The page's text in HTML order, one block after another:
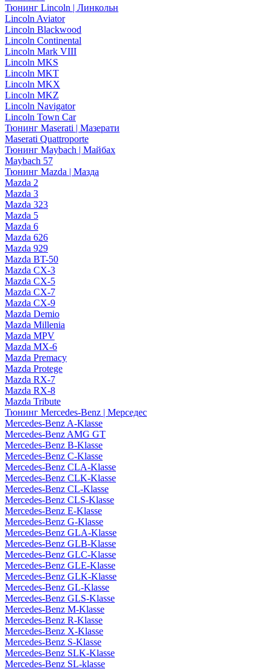
Тюнинг Lincoln | Линкольн
Lincoln Aviator
Lincoln Blackwood
Lincoln Continental
Lincoln Mark VIII
Lincoln MKS
Lincoln MKT
Lincoln MKX
Lincoln MKZ
Lincoln Navigator
Lincoln Town Car
Тюнинг Maserati | Мазерати
Maserati Quattroporte
Тюнинг Maybach | Майбах
Maybach 57
Тюнинг Mazda | Мазда
Mazda 2
Mazda 3
Mazda 323
Mazda 5
Mazda 6
Mazda 626
Mazda 929
Mazda BT-50
Mazda CX-3
Mazda CX-5
Mazda CX-7
Mazda CX-9
Mazda Demio
Mazda Millenia
Mazda MPV
Mazda MX-6
Mazda Premacy
Mazda Protege
Mazda RX-7
Mazda RX-8
Mazda Tribute
Тюнинг Mercedes-Benz | Мерседес
Mercedes-Benz A-Klasse
Mercedes-Benz AMG GT
Mercedes-Benz B-Klasse
Mercedes-Benz C-Klasse
Mercedes-Benz CLA-Klasse
Mercedes-Benz CLK-Klasse
Mercedes-Benz CL-Klasse
Mercedes-Benz CLS-Klasse
Mercedes-Benz E-Klasse
Mercedes-Benz G-Klasse
Mercedes-Benz GLA-Klasse
Mercedes-Benz GLB-Klasse
Mercedes-Benz GLC-Klasse
Mercedes-Benz GLE-Klasse
Mercedes-Benz GLK-Klasse
Mercedes-Benz GL-Klasse
Mercedes-Benz GLS-Klasse
Mercedes-Benz M-Klasse
Mercedes-Benz R-Klasse
Mercedes-Benz X-Klasse
Mercedes-Benz S-Klasse
Mercedes-Benz SLK-Klasse
Mercedes-Benz SL-klasse